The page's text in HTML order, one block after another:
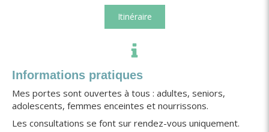
Itinéraire
Informations pratiques
Mes portes sont ouvertes à tous : adultes, seniors,
adolescents, femmes enceintes et nourrissons.
Les consultations se font sur rendez-vous uniquement.